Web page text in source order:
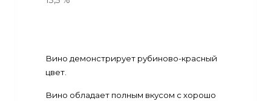
Вино демонстрирует рубиново-красный
цвет.
Вино обладает полным вкусом с хорошо